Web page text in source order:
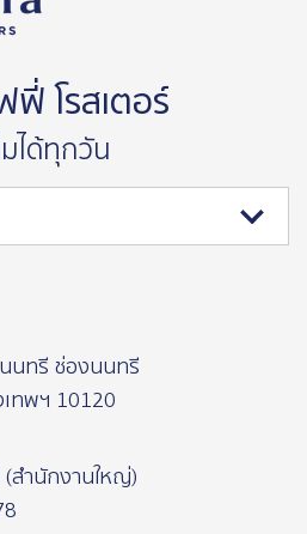
โรสเตอร์
ได้ทุกวัน
นทรี ช่องนนทรี
ทพฯ 10120
สำนักงานใหญ่)